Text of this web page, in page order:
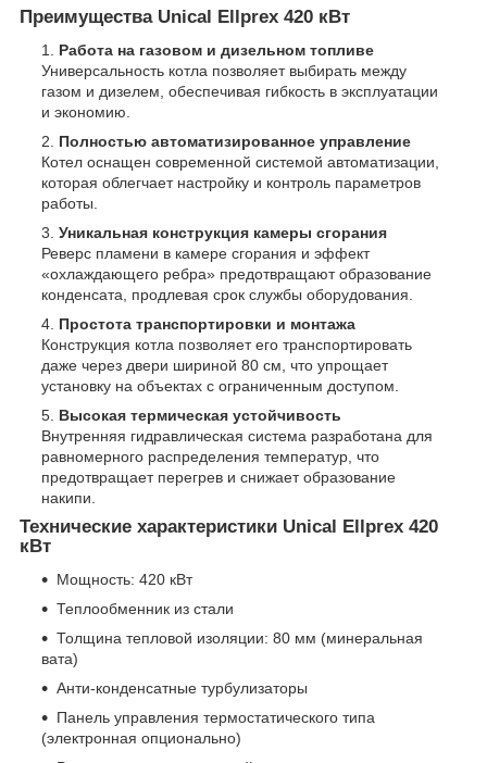
Преимущества Unical Ellprex 420 кВт
Работа на газовом и дизельном топливе
Универсальность котла позволяет выбирать между
газом и дизелем, обеспечивая гибкость в эксплуатации
и экономию.
Полностью автоматизированное управление
Котел оснащен современной системой автоматизации,
которая облегчает настройку и контроль параметров
работы.
Уникальная конструкция камеры сгорания
Реверс пламени в камере сгорания и эффект
«охлаждающего ребра» предотвращают образование
конденсата, продлевая срок службы оборудования.
Простота транспортировки и монтажа
Конструкция котла позволяет его транспортировать
даже через двери шириной 80 см, что упрощает
установку на объектах с ограниченным доступом.
Высокая термическая устойчивость
Внутренняя гидравлическая система разработана для
равномерного распределения температур, что
предотвращает перегрев и снижает образование
накипи.
Технические характеристики Unical Ellprex 420
кВт
Мощность: 420 кВт
Теплообменник из стали
Толщина тепловой изоляции: 80 мм (минеральная
вата)
Анти-конденсатные турбулизаторы
Панель управления термостатического типа
(электронная опционально)